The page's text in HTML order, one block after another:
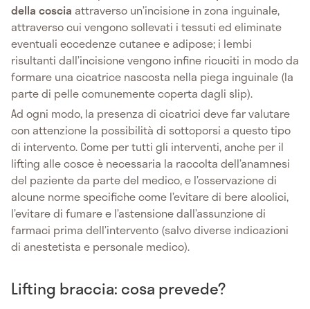
della coscia attraverso un’incisione in zona inguinale,
attraverso cui vengono sollevati i tessuti ed eliminate
eventuali eccedenze cutanee e adipose; i lembi
risultanti dall’incisione vengono infine ricuciti in modo da
formare una cicatrice nascosta nella piega inguinale (la
parte di pelle comunemente coperta dagli slip).
Ad ogni modo, la presenza di cicatrici deve far valutare
con attenzione la possibilità di sottoporsi a questo tipo
di intervento. Come per tutti gli interventi, anche per il
lifting alle cosce è necessaria la raccolta dell’anamnesi
del paziente da parte del medico, e l’osservazione di
alcune norme specifiche come l’evitare di bere alcolici,
l’evitare di fumare e l’astensione dall’assunzione di
farmaci prima dell’intervento (salvo diverse indicazioni
di anestetista e personale medico).
Lifting braccia: cosa prevede?